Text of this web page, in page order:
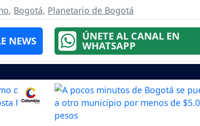
, Bogotá, Planetario de Bogotá
NEWS ÚNETE AL CANAL EN
WHATSAPP